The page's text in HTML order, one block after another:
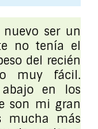
ser un
no tenía el
del recién
muy fácil.
en los
son mi gran
mucha más